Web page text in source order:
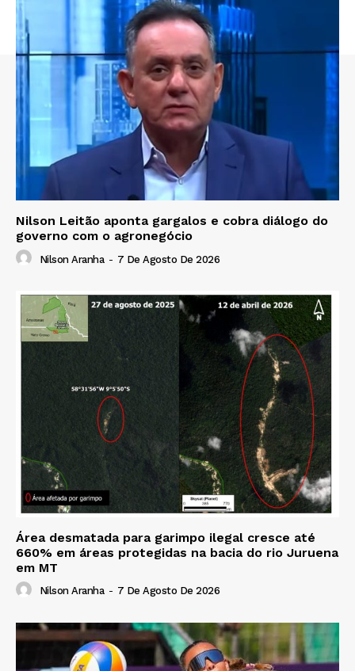
Nilson Leitão aponta gargalos e cobra diálogo do
governo com o agronegócio
Nilson Aranha - 7 De Agosto De 2026
Área desmatada para garimpo ilegal cresce até
660% em áreas protegidas na bacia do rio Juruena
em MT
Nilson Aranha - 7 De Agosto De 2026